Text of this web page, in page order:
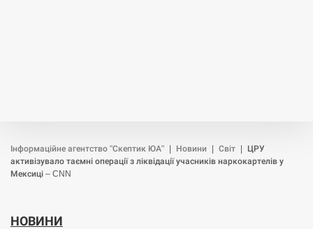
Інформаційне агентство "Скептик ЮА" Новини Світ
ЦРУ
активізувало таємні операції з ліквідації учасників наркокартелів у
Мексиці – CNN
НОВИНИ